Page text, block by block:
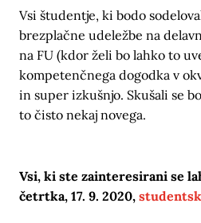
Vsi študentje, ki bodo
brezplačne udeležbe na
na FU (kdor želi bo lahko to
kompetenčnega dogodka v
in super izkušnjo. Skušali se
to čisto nekaj novega.
Vsi, ki ste zainteresirani se
četrtka, 17. 9. 2020,